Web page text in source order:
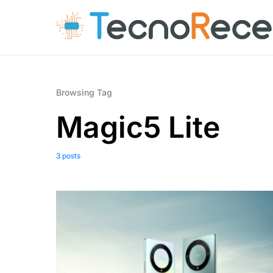
Browsing Tag
Magic5 Lite
3 posts